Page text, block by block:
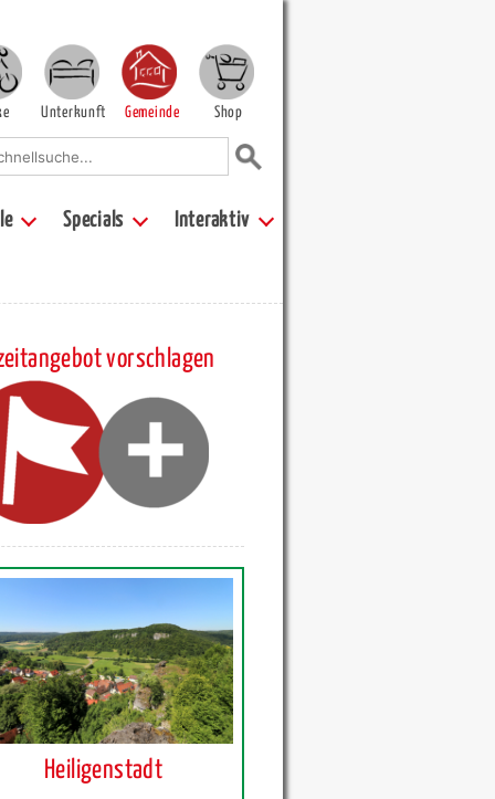
Unterkunft Gemeinde Shop
Specials Interaktiv
vorschlagen
Heiligenstadt